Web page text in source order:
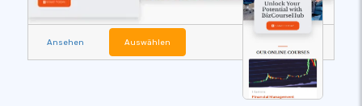
Ansehen Auswählen